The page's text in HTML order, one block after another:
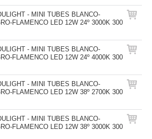
- MINI TUBES BLANCO-
FLAMENCO LED 12W 24º 3000K 300
- MINI TUBES BLANCO-
FLAMENCO LED 12W 24º 4000K 300
- MINI TUBES BLANCO-
FLAMENCO LED 12W 38º 2700K 300
- MINI TUBES BLANCO-
FLAMENCO LED 12W 38º 3000K 300